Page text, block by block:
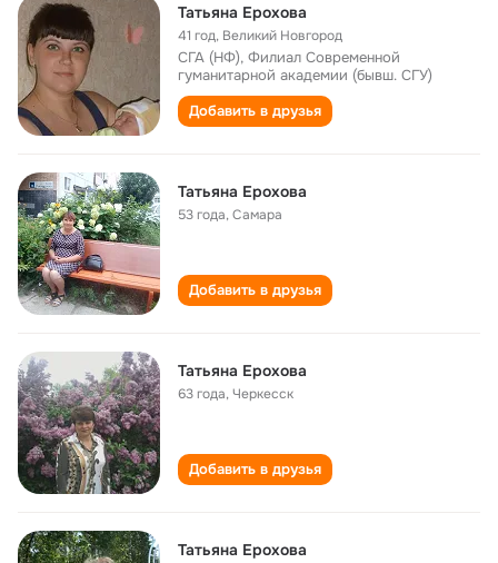
Татьяна Ерохова
41 год, Великий Новгород
СГА (НФ), Филиал Современной
гуманитарной академии (бывш. СГУ)
Добавить в друзья
Татьяна Ерохова
53 года,Самара
Добавить в друзья
Татьяна Ерохова
63 года,Черкесск
Добавить в друзья
Татьяна Ерохова